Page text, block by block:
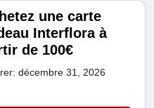
une carte
Interflora à
de 100€
décembre 31, 2026